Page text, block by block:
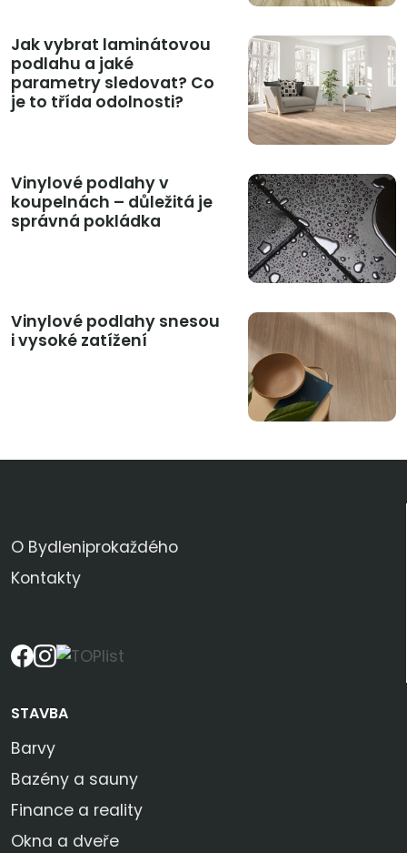
Jak vybrat laminátovou
podlahu a jaké
parametry sledovat? Co
je to třída odolnosti?
Vinylové podlahy v
koupelnách – důležitá je
správná pokládka
Vinylové podlahy snesou
i vysoké zatížení
O Bydleniprokaždého
Kontakty
STAVBA
Barvy
Bazény a sauny
Finance a reality
Okna a dveře